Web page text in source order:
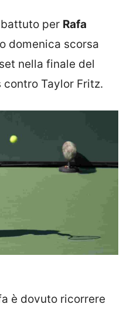
per Rafa
domenica scorsa
nella finale del
contro Taylor Fritz.
è dovuto ricorrere